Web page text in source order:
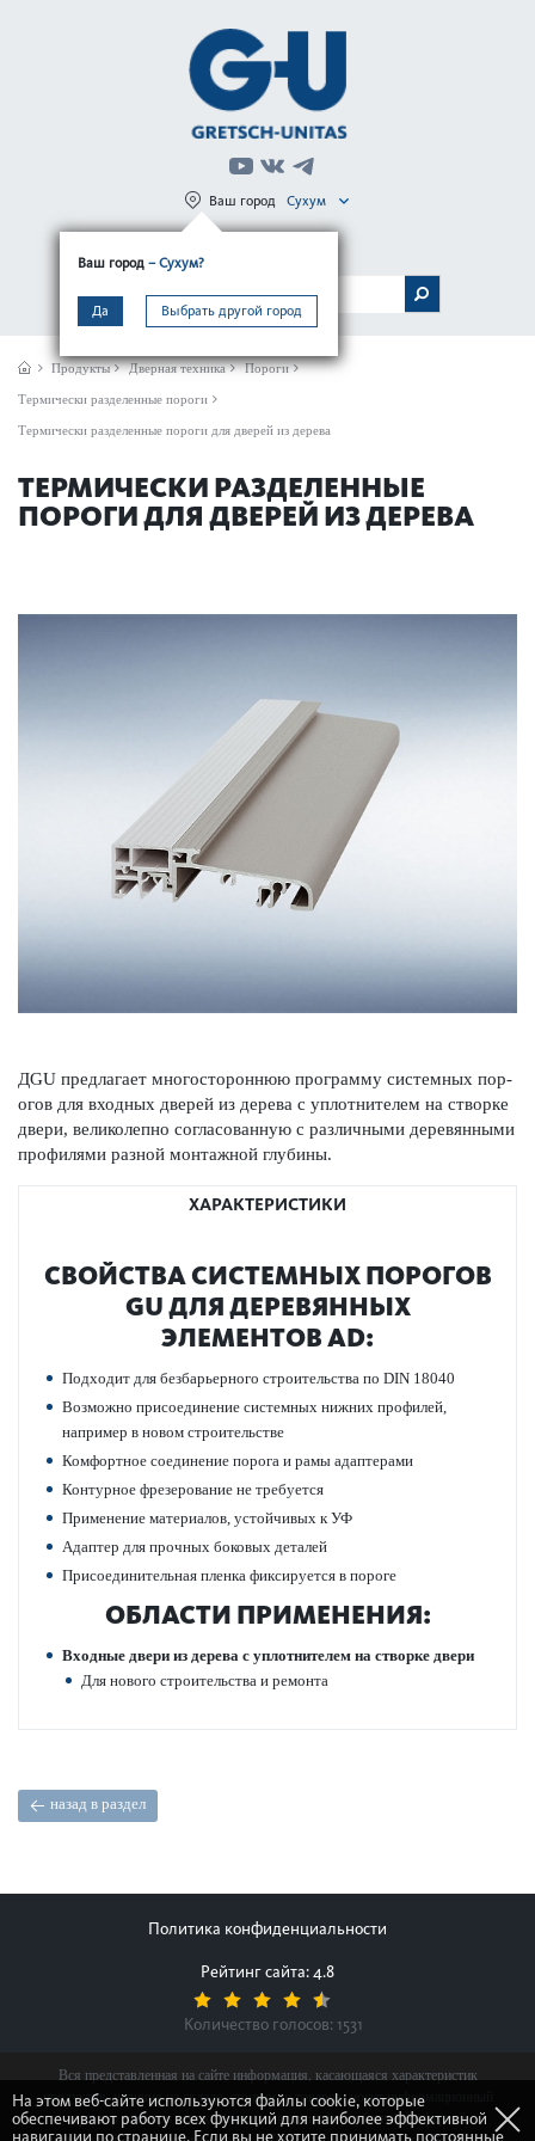
Ваш город – Сухум?
Да Выбрать другой город
Ваш город Сухум
МЕНЮ
Продукты Дверная техника Пороги
Термически разделенные пороги
Термически разделенные пороги для дверей из дерева
ТЕРМИЧЕСКИ РАЗДЕЛЕННЫЕ
ПОРОГИ ДЛЯ ДВЕРЕЙ ИЗ ДЕРЕВА
ДGU предлагает многос­тор­оннюю программу сис­темных пор­
огов для входных дверей из дерева с уплотнителем на створке
двери, велик­ол­епно согласованную с различными дер­евянными
профи­лями разной монтажной глубины.
ХАРАКТЕРИСТИКИ
СВОЙСТВА СИС­ТЕМНЫХ ПОР­ОГОВ
GU ДЛЯ ДЕР­ЕВЯННЫХ
ЭЛЕМЕНТОВ AD:
Подходит для безба­рьерного строительства по DIN 18040
Возможно присо­единение сис­темных нижних профилей,
например в новом строительстве
Комфортное соединение порога и рамы адаптерами
Контурное фрез­ер­ование не требуется
Применение матер­иалов, устойчивых к УФ
Адаптер для прочных боковых дет­алей
Присо­единительная пленка фиксируется в пороге
ОБЛАСТИ ПРИМЕНЕНИЯ:
Входные двери из дерева с уплотнителем на створке двери
Для нового строительства и ремонта
назад в раздел
Политика конфиденциальности
Рейтинг сайта: 4.8
Количество голосов: 1531
Вся представленная на сайте информация, касающаяся характеристик
продуктов, наличия на складе, стоимости товаров, носит информационный
характер и ни при каких условиях не является публичной офертой,
На этом веб-сайте используются файлы cookie, которые
обеспечивают работу всех функций для наиболее эффективной
навигации по странице. Если вы не хотите принимать постоянные